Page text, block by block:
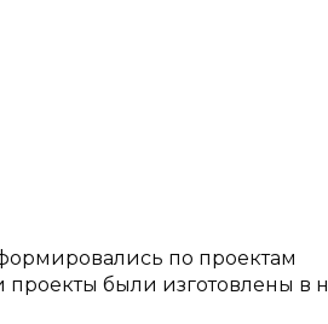
по проектам
были изготовлены в